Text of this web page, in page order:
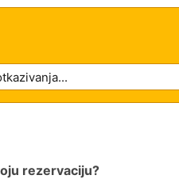
rezervaciju?